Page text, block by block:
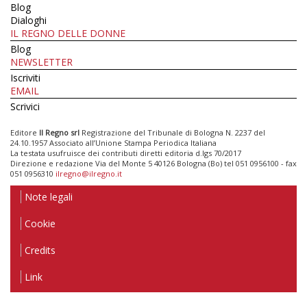
Blog
Dialoghi
IL REGNO DELLE DONNE
Blog
NEWSLETTER
Iscriviti
EMAIL
Scrivici
Editore Il Regno srl Registrazione del Tribunale di Bologna N. 2237 del
24.10.1957 Associato all’Unione Stampa Periodica Italiana
La testata usufruisce dei contributi diretti editoria d.lgs 70/2017
Direzione e redazione Via del Monte 5 40126 Bologna (Bo) tel 051 0956100 - fax
051 0956310 ilregno@ilregno.it
Note legali
Cookie
Credits
Link